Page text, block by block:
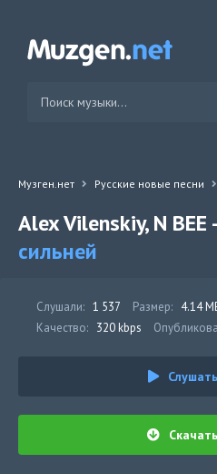
Музген.нет Русские новые песни
Alex Vilenskiy, N BEE -
сильней
Слушали: 1 537 Размер: 4.14
Качество: 320 kbps